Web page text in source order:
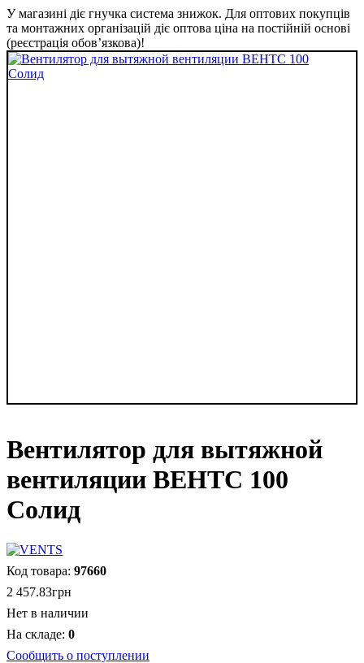
У магазині діє гнучка система знижок. Для оптових покупців
та монтажних організацій діє оптова ціна на постійній основі
(реєстрація обов’язкова)!
Вентилятор для вытяжной
вентиляции ВЕНТС 100
Солид
97660
2 457.83грн
Нет в наличии
0
Сообщить о поступлении